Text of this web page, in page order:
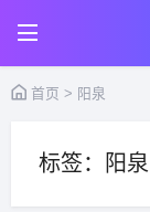
首页 > 阳泉
标签：阳泉